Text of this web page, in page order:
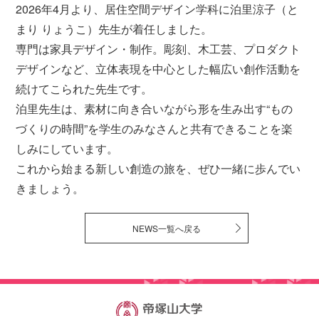
2026年4月より、居住空間デザイン学科に泊里涼子（と
まり りょうこ）先生が着任しました。
専門は家具デザイン・制作。彫刻、木工芸、プロダクト
デザインなど、立体表現を中心とした幅広い創作活動を
続けてこられた先生です。
泊里先生は、素材に向き合いながら形を生み出す“もの
づくりの時間”を学生のみなさんと共有できることを楽
しみにしています。
これから始まる新しい創造の旅を、ぜひ一緒に歩んでい
きましょう。
NEWS一覧へ戻る